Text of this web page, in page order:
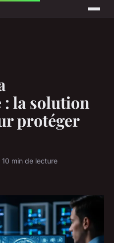
la solution
protéger
min de lecture